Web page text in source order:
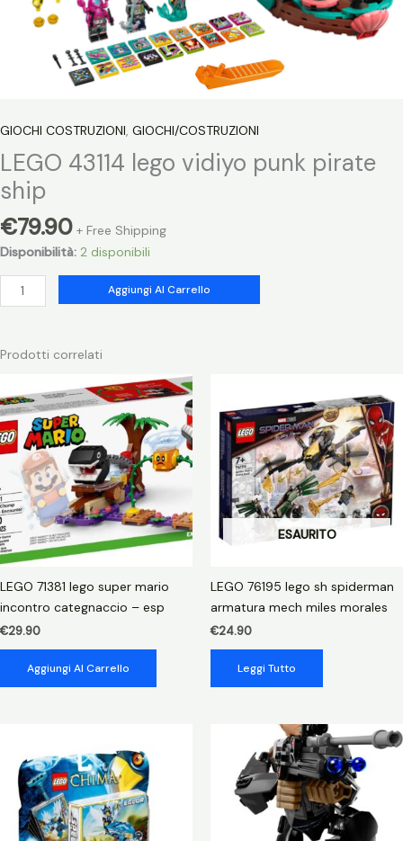
GIOCHI COSTRUZIONI, GIOCHI/COSTRUZIONI
LEGO 43114 lego vidiyo punk pirate
ship
€79.90 + Free Shipping
Disponibilità: 2 disponibili
LEGO
43114
vidiyo
ship
quantità
Aggiungi Al Carrello
Prodotti correlati
LEGO 71381 lego super mario
incontro categnaccio – esp
€29.90
Aggiungi Al Carrello
ESAURITO
LEGO 76195 lego sh spiderman
armatura mech miles morales
€24.90
Leggi Tutto